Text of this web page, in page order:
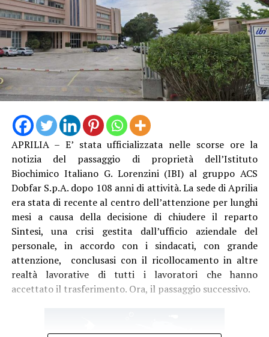
APRILIA – E’ stata ufficializzata nelle scorse ore la
notizia del passaggio di proprietà dell’Istituto
Biochimico Italiano G. Lorenzini (IBI) al gruppo ACS
Dobfar S.p.A. dopo 108 anni di attività. La sede di Aprilia
era stata di recente al centro dell’attenzione per lunghi
mesi a causa della decisione di chiudere il reparto
Sintesi, una crisi gestita dall’ufficio aziendale del
personale, in accordo con i sindacati, con grande
attenzione, conclusasi con il ricollocamento in altre
realtà lavorative di tutti i lavoratori che hanno
accettato il trasferimento. Ora, il passaggio successivo.